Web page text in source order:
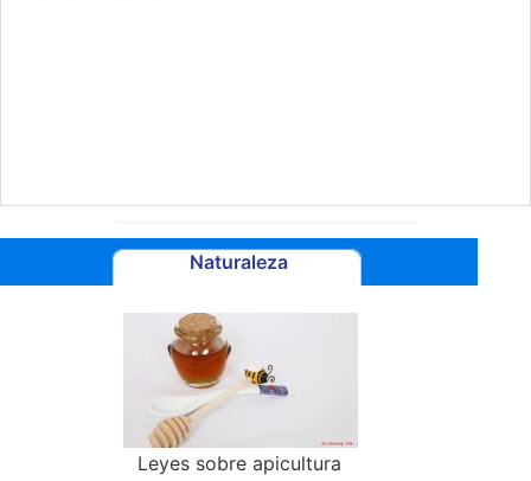
Naturaleza
Leyes sobre apicultura